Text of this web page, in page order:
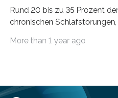
Rund 20 bis zu 35 Prozent
chronischen
Erwachsene kennt zudem ein
Forscher:innen konnten in
More than 1 year ago